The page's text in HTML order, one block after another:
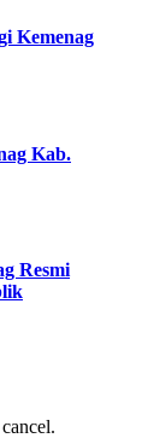
Kemenag
Kab.
Resmi